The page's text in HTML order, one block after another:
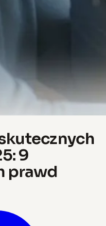
9
prawd